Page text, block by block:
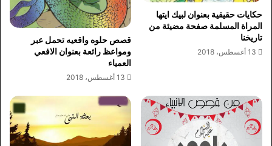
حكايات حقيقية بعنوان لبيك ايتها
المراة المسلمة صفحة مضيئة من
تاريخنا
13 أغسطس، 2018
قصص حلوه واقعيه تحمل عبر
ومواعظ رائعة بعنوان الافعي
العمياء
13 أغسطس، 2018